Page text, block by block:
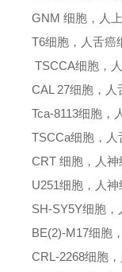
GNM 细胞，人
T6细胞，人舌癌
TSCCA细胞，
CAL 27细胞，人
Tca-8113细胞，
TSCCa细胞，人
CRT 细胞，人
U251细胞，人
SH-SY5Y细胞
BE(2)-M17细胞
CRL-2268细胞